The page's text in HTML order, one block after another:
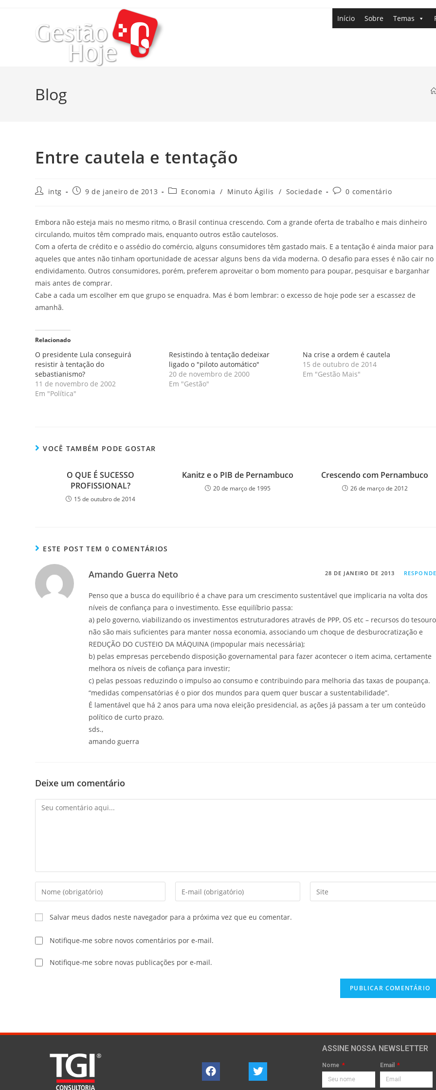
Início Sobre Temas
Blog
Entre cautela e tentação
intg 9 de janeiro de 2013 Economia / Minuto Ágilis / Sociedade 0 comentário
Embora não esteja mais no mesmo ritmo, o Brasil continua crescendo. Com a grande oferta de trabalho e mais dinheiro
circulando, muitos têm comprado mais, enquanto outros estão cautelosos.
Com a oferta de crédito e o assédio do comércio, alguns consumidores têm gastado mais. E a tentação é ainda maior para
aqueles que antes não tinham oportunidade de acessar alguns bens da vida moderna. O desafio para esses é não cair no
endividamento. Outros consumidores, porém, preferem aproveitar o bom momento para poupar, pesquisar e barganhar
mais antes de comprar.
Cabe a cada um escolher em que grupo se enquadra. Mas é bom lembrar: o excesso de hoje pode ser a escassez de
amanhã.
Relacionado
O presidente Lula conseguirá
resistir à tentação do
sebastianismo?
11 de novembro de 2002
Em "Política"
Resistindo à tentação dedeixar
ligado o "piloto automático"
20 de novembro de 2000
Em "Gestão"
Na crise a ordem é cautela
15 de outubro de 2014
Em "Gestão Mais"
VOCÊ TAMBÉM PODE GOSTAR
O QUE É SUCESSO
PROFISSIONAL?
15 de outubro de 2014
Kanitz e o PIB de Pernambuco
20 de março de 1995
Crescendo com Pernambuco
26 de março de 2012
ESTE POST TEM 0 COMENTÁRIOS
Amando Guerra Neto 28 DE JANEIRO DE 2013
Penso que a busca do equilíbrio é a chave para um crescimento sustentável que implicaria na volta dos
níveis de confiança para o investimento. Esse equilíbrio passa:
a) pelo governo, viabilizando os investimentos estruturadores através de PPP, OS etc – recursos do tesouro
não são mais suficientes para manter nossa economia, associando um choque de desburocratização e
REDUÇÃO DO CUSTEIO DA MÁQUINA (impopular mais necessária);
b) pelas empresas percebendo disposição governamental para fazer acontecer o item acima, certamente
melhora os níveis de cofiança para investir;
c) pelas pessoas reduzindo o impulso ao consumo e contribuindo para melhoria das taxas de poupança.
“medidas compensatórias é o pior dos mundos para quem quer buscar a sustentabilidade”.
É lamentável que há 2 anos para uma nova eleição presidencial, as ações já passam a ter um conteúdo
político de curto prazo.
sds.,
amando guerra
Deixe um comentário
Salvar meus dados neste navegador para a próxima vez que eu comentar.
Notifique-me sobre novos comentários por e-mail.
Notifique-me sobre novas publicações por e-mail.
ASSINE NOSSA NEWSLETTER
Nome Email